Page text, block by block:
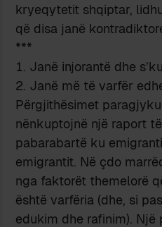
kryeqytetit shqiptar,
që disa janë
***
Janë injorantë dhe
Janë më të varfër
Përgjithësimet
nënkuptojnë një raport
pabarabartë ku
emigrantit. Në çdo
nga faktorët themelorë
është varfëria (dhe, si
edukim dhe rafinim). Një